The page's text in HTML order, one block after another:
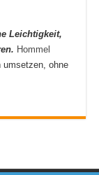
Leichtigkeit,
Hommel
umsetzen, ohne